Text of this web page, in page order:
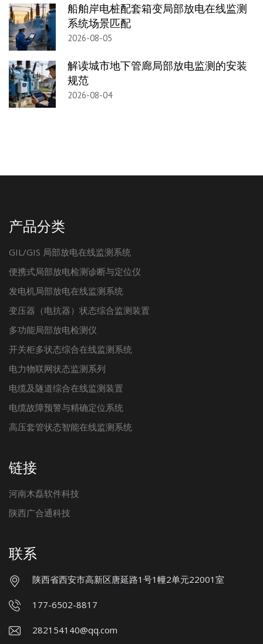
船舶岸电桩配套箱变局部放电在线监测
系统场景匹配
2026-08-05
解读城市地下管廊局部放电监测的安装
规范
2026-08-04
产品分类
GIL/GIS 局部放电在线监测系统
便携式局部放电检测诊断与定位仪
发电机局部放电在线监测系统
变压器（电抗器）状态综合监测装置
多功能局部放电检测仪
开关柜多状态综合在线监测系统
电力物联网状态监测系列
电缆及隧道综合在线监测装置
电缆故障预警与精确定位系统
高压套管状态智能在线监测系统
链接
河南木磊软件科技
陕西广合通科技
联系
陕西省西安市高新区唐延路1号1幢2单元22001室
177-6502-8817
282154140@qq.com